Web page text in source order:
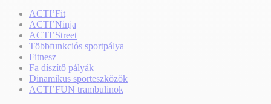
ACTI’Fit
ACTI’Ninja
ACTI’Street
Többfunkciós sportpálya
Fitnesz
Fa díszítő pályák
Dinamikus sporteszközök
ACTI’FUN trambulinok